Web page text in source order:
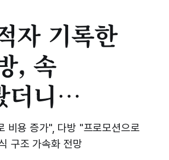
자 기록한
, 속
더니…
비용 증가", 다방 "프로모션으로
구조 가속화 전망